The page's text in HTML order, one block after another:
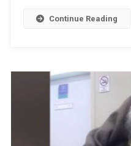
رېښتیا
طالب
مخامخ
یوې
ښځې
Continue Reading